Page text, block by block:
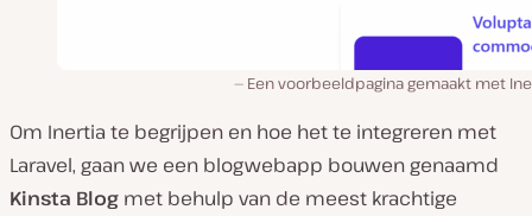
Een voorbeeldpagina gemaakt met
Om Inertia te begrijpen en hoe het te integreren met
Laravel, gaan we een blogwebapp bouwen genaamd
Kinsta Blog met behulp van de meest krachtige